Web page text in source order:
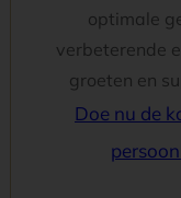
optimale
verbeterende
groeten en
Doe nu de